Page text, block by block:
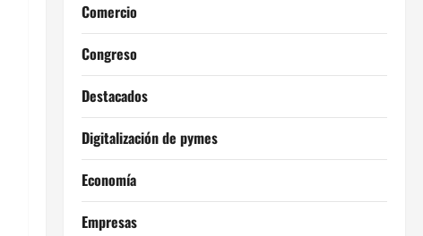
Comercio
Congreso
Destacados
Digitalización de pymes
Economía
Empresas